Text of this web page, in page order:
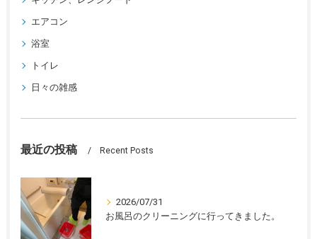
エアコン
浴室
トイレ
日々の雑感
最近の投稿 Recent Posts
2026/07/31
お風呂のクリーニングに行ってきました。